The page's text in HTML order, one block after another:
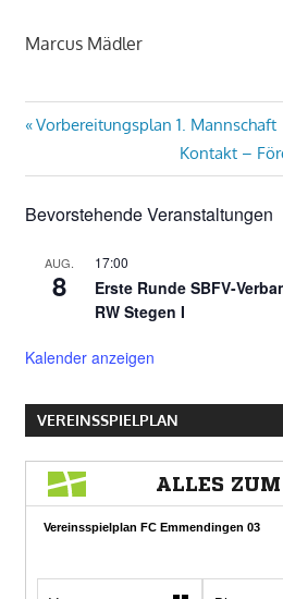
Marcus Mädler
Beitragsnavigation
Vorheriger
Vorbereitungsplan 1. Mannschaft
Nächster
Beitrag:
Kontakt –
Bevorstehende Veranstaltungen
AUG.
8
17:00
Erste Runde SBFV-
RW Stegen I
Kalender anzeigen
VEREINSSPIELPLAN